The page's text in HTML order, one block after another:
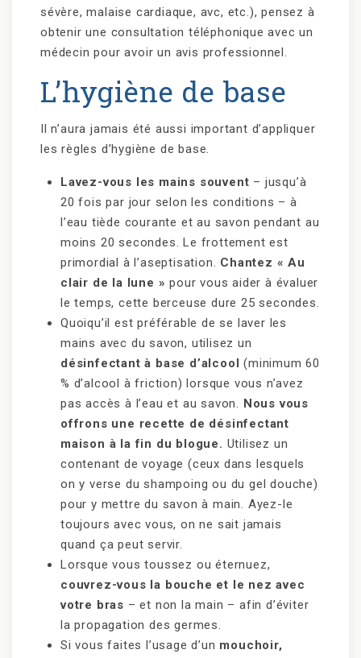
sévère, malaise cardiaque, avc, etc.), pensez à
obtenir une consultation téléphonique avec un
médecin pour avoir un avis professionnel.
L’hygiène de base
Il n’aura jamais été aussi important d’appliquer
les règles d’hygiène de base.
Lavez-vous les mains souvent – jusqu’à
20 fois par jour selon les conditions – à
l’eau tiède courante et au savon pendant au
moins 20 secondes. Le frottement est
primordial à l’aseptisation. Chantez « Au
clair de la lune » pour vous aider à évaluer
le temps, cette berceuse dure 25 secondes.
Quoiqu’il est préférable de se laver les
mains avec du savon, utilisez un
désinfectant à base d’alcool (minimum 60
% d’alcool à friction) lorsque vous n’avez
pas accès à l’eau et au savon. Nous vous
offrons une recette de désinfectant
maison à la fin du blogue. Utilisez un
contenant de voyage (ceux dans lesquels
on y verse du shampoing ou du gel douche)
pour y mettre du savon à main. Ayez-le
toujours avec vous, on ne sait jamais
quand ça peut servir.
Lorsque vous toussez ou éternuez,
couvrez-vous la bouche et le nez avec
votre bras – et non la main – afin d’éviter
la propagation des germes.
Si vous faites l’usage d’un mouchoir,